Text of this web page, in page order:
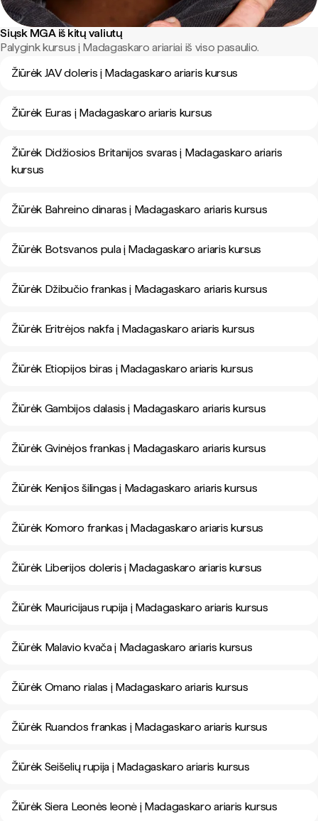
Siųsk MGA iš kitų valiutų
Palygink kursus į Madagaskaro ariariai iš viso pasaulio.
Žiūrėk JAV doleris į Madagaskaro ariaris kursus
Žiūrėk Euras į Madagaskaro ariaris kursus
Žiūrėk Didžiosios Britanijos svaras į Madagaskaro ariaris
kursus
Žiūrėk Bahreino dinaras į Madagaskaro ariaris kursus
Žiūrėk Botsvanos pula į Madagaskaro ariaris kursus
Žiūrėk Džibučio frankas į Madagaskaro ariaris kursus
Žiūrėk Eritrėjos nakfa į Madagaskaro ariaris kursus
Žiūrėk Etiopijos biras į Madagaskaro ariaris kursus
Žiūrėk Gambijos dalasis į Madagaskaro ariaris kursus
Žiūrėk Gvinėjos frankas į Madagaskaro ariaris kursus
Žiūrėk Kenijos šilingas į Madagaskaro ariaris kursus
Žiūrėk Komoro frankas į Madagaskaro ariaris kursus
Žiūrėk Liberijos doleris į Madagaskaro ariaris kursus
Žiūrėk Mauricijaus rupija į Madagaskaro ariaris kursus
Žiūrėk Malavio kvača į Madagaskaro ariaris kursus
Žiūrėk Omano rialas į Madagaskaro ariaris kursus
Žiūrėk Ruandos frankas į Madagaskaro ariaris kursus
Žiūrėk Seišelių rupija į Madagaskaro ariaris kursus
Žiūrėk Siera Leonės leonė į Madagaskaro ariaris kursus